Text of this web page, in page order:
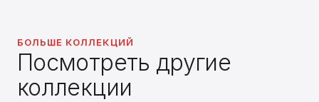
БОЛЬШЕ КОЛЛЕКЦИЙ
Посмотреть другие
коллекции